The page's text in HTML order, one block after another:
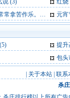
说 (3)
红烧
拿苦作乐。 (3) 元宵节祝
(5)
提升
包头
关于本站 联系
杀